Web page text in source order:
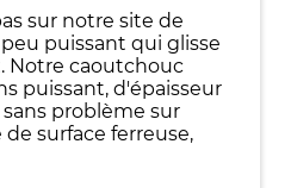
sur notre site de
puissant qui glisse
Notre caoutchouc
puissant, d'épaisseur
problème sur
surface ferreuse,